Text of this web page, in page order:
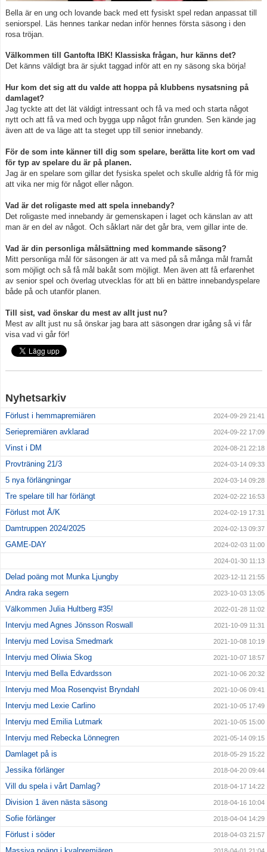
Bella är en ung och lovande back med ett fysiskt spel redan anpassat till
seniorspel. Läs hennes tankar nedan inför hennes första säsong i den
rosa tröjan.
Välkommen till Gantofta IBK! Klassiska frågan, hur känns det?
Det känns väldigt bra är sjukt taggad inför att en ny säsong ska börja!
Hur kom det sig att du valde att hoppa på klubbens nysatsning på
damlaget?
Jag tyckte att det lät väldigt intressant och få va med och starta något
nytt och att få va med och bygga upp något från grunden. Sen kände jag
även att de va läge att ta steget upp till senior innebandy.
För de som inte känner till dig som spelare, berätta lite kort om vad
för typ av spelare du är på planen.
Jag är en spelare som gillar det fysiska spelet och skulle aldrig få för mig
att vika ner mig för något eller någon.
Vad är det roligaste med att spela innebandy?
Det roligaste med innebandy är gemenskapen i laget och känslan av att
man är en del av något. Och såklart när det går bra, vem gillar inte de.
Vad är din personliga målsättning med kommande säsong?
Mitt personliga mål för säsongen är att va med på så många mål framåt
som möjligt och så få mål bakåt som möjligt. Men även att få erfarenhet
av senior spel och överlag utvecklas för att bli en bättre innebandyspelare
både på och utanför planen.
Till sist, vad önskar du mest av allt just nu?
Mest av allt just nu så önskar jag bara att säsongen drar igång så vi får
visa vad vi går för!
Nyhetsarkiv
Förlust i hemmapremiären 2024-09-29 21:41
Seriepremiären avklarad 2024-09-22 17:09
Vinst i DM 2024-08-21 22:18
Provträning 21/3 2024-03-14 09:33
5 nya förlängningar 2024-03-14 09:28
Tre spelare till har förlängt 2024-02-22 16:53
Förlust mot Å/K 2024-02-19 17:31
Damtruppen 2024/2025 2024-02-13 09:37
GAME-DAY 2024-02-03 11:00
2024-01-30 11:13
Delad poäng mot Munka Ljungby 2023-12-11 21:55
Andra raka segern 2023-10-03 13:05
Välkommen Julia Hultberg #35! 2022-01-28 11:02
Intervju med Agnes Jönsson Roswall 2021-10-09 11:31
Intervju med Lovisa Smedmark 2021-10-08 10:19
Intervju med Oliwia Skog 2021-10-07 18:57
Intervju med Bella Edvardsson 2021-10-06 20:32
Intervju med Moa Rosenqvist Bryndahl 2021-10-06 09:41
Intervju med Lexie Carlino 2021-10-05 17:49
Intervju med Emilia Lutmark 2021-10-05 15:00
Intervju med Rebecka Lönnegren 2021-05-14 09:15
Damlaget på is 2018-05-29 15:22
Jessika förlänger 2018-04-20 09:44
Vill du spela i vårt Damlag? 2018-04-17 14:22
Division 1 även nästa säsong 2018-04-16 10:04
Sofie förlänger 2018-04-04 14:29
Förlust i söder 2018-04-03 21:57